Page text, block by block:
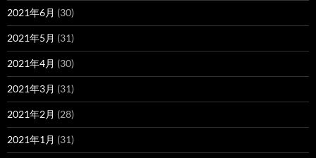
2021年6月 (30)
2021年5月 (31)
2021年4月 (30)
2021年3月 (31)
2021年2月 (28)
2021年1月 (31)